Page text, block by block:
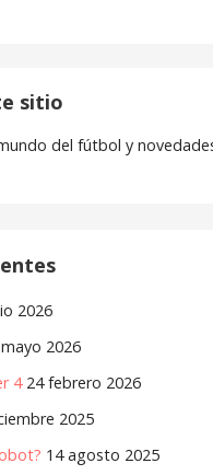
sitio
del fútbol y
2026
2026
4 24 febrero 2026
2025
14 agosto 2025